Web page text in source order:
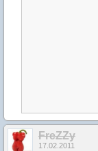
FreZZy
17.02.2011